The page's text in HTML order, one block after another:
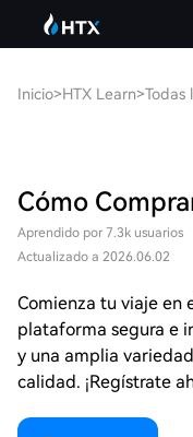
Inicio>HTX Learn>Todas
Cómo
Aprendido por 7.3k usuarios
Actualizado a 2026.06.02
Comienza tu viaje en
plataforma segura e
y una amplia
calidad. ¡Regístrate